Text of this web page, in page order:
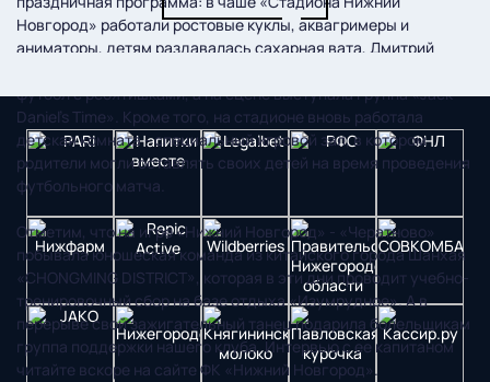
Новгород» работали ростовые куклы, аквагримеры и
аниматоры, детям раздавалась сахарная вата, Дмитрий
футбол с ребятишками, а на сцене выступала группа «Jack
Daniel's Time». Кроме того, на стадионе вновь работала
детская комната - специальный игровой зал, в котором
родители могли оставлять своих детей на время проведения
футбольного матча.
Отметим, что на игре «Нижний Новгород» - «Чератново»
побывала юношеская команда из китайского города Шанхая
«СHONGMING DISTRICT», которая в эти дни проводит учебно-
тренировочный сбор на базе отдыха «Изумрудное». А в
перерыве свой зажигательный танец подарила болельщикам
группа поддержки нашего клуба. Интервью с ее капитаном
читайте вскоре на сайте ФК «Нижний Новгород».